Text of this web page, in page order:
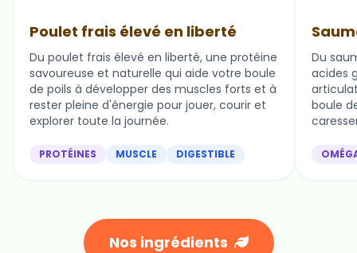
Poulet frais élevé en liberté
Du poulet frais élevé en liberté, une protéine
savoureuse et naturelle qui aide votre boule
de poils à développer des muscles forts et à
rester pleine d'énergie pour jouer, courir et
explorer toute la journée.
PROTÉINES MUSCLE DIGESTIBLE
Du
acides
boule
Nos ingrédients